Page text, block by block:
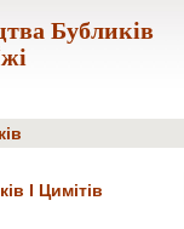
Бубликів
І Цимітів